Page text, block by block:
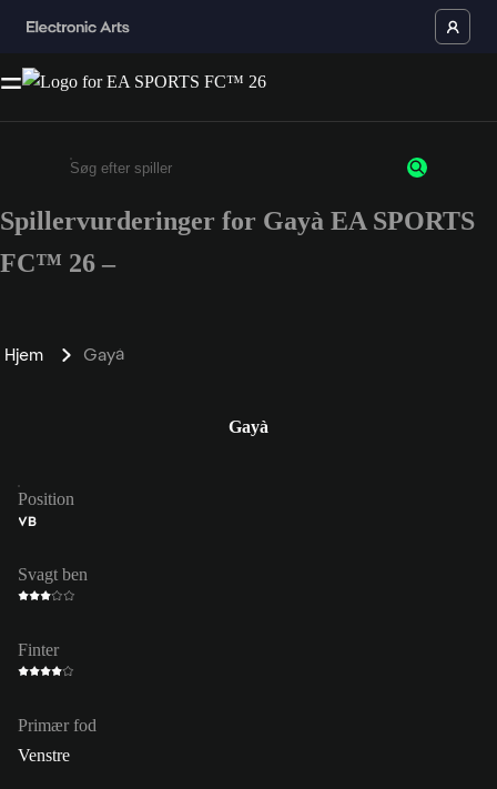
Enter a minimum of 3 characters or numbers
Spillervurderinger for Gayà EA SPORTS
FC™ 26 –
Hjem Gayà
Gayà
Position
VB
Svagt ben
Finter
Primær fod
Venstre